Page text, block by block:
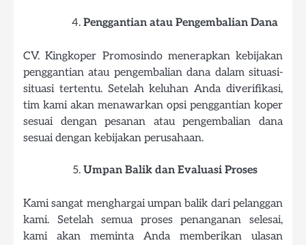
Penggantian atau Pengembalian Dana
CV. Kingkoper Promosindo menerapkan kebijakan
penggantian atau pengembalian dana dalam situasi-
situasi tertentu. Setelah keluhan Anda diverifikasi,
tim kami akan menawarkan opsi penggantian koper
sesuai dengan pesanan atau pengembalian dana
sesuai dengan kebijakan perusahaan.
Umpan Balik dan Evaluasi Proses
Kami sangat menghargai umpan balik dari pelanggan
kami. Setelah semua proses penanganan selesai,
kami akan meminta Anda memberikan ulasan